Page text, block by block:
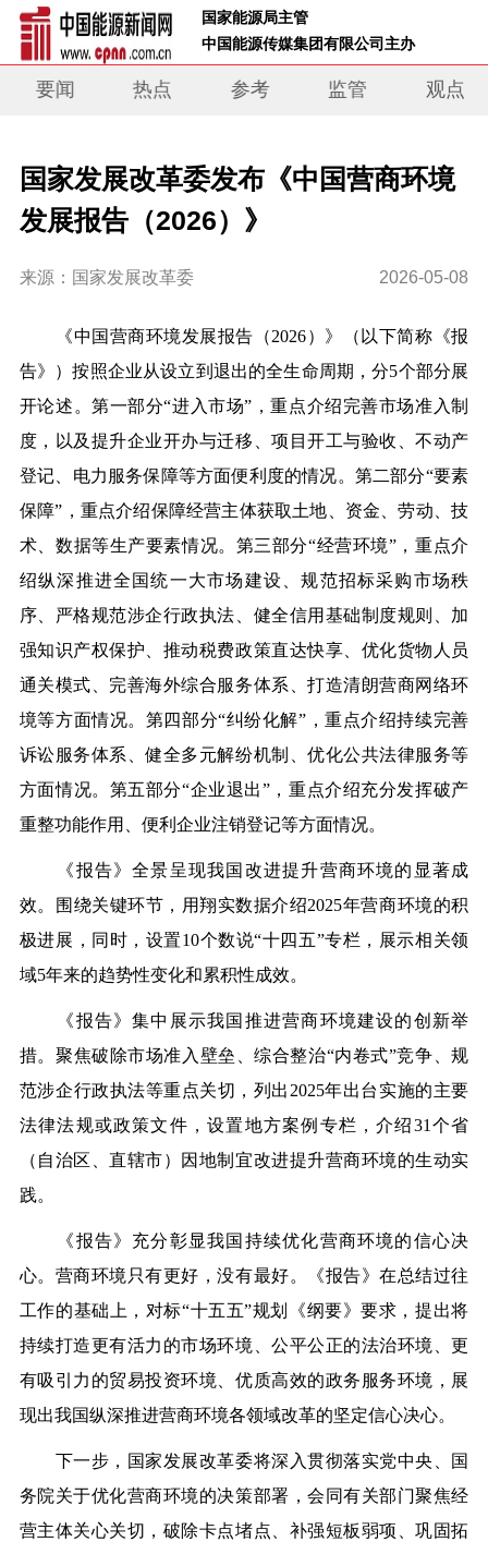
国家能源局主管
中国能源传媒集团有限公司主办
要闻 热点 参考 监管 观点
国家发展改革委发布《中国营商环境
发展报告（2026）》
来源：国家发展改革委 2026-05-08
《中国营商环境发展报告（2026）》（以下简称《报
告》）按照企业从设立到退出的全生命周期，分5个部分展
开论述。第一部分“进入市场”，重点介绍完善市场准入制
度，以及提升企业开办与迁移、项目开工与验收、不动产
登记、电力服务保障等方面便利度的情况。 第二部分“要素
保障”， 重点介绍保障经营主体获取土地、资金、劳动、技
术、数据等生产要素情况。 第三部分“经营环境”， 重点介
绍纵深推进全国统一大市场建设、规范招标采购市场秩
序、严格规范涉企行政执法、健全信用基础制度规则、加
强知识产权保护、推动税费政策直达快享、优化货物人员
通关模式、完善海外综合服务体系、打造清朗营商网络环
境等方面情况。 第四部分“纠纷化解”，重点介绍持续完善
诉讼服务体系、健全多元解纷机制、优化公共法律服务等
方面情况。 第五部分“企业退出”， 重点介绍充分发挥破产
重整功能作用、便利企业注销登记等方面情况。
《报告》全景呈现我国改进提升营商环境的显著成
效。 围绕关键环节，用翔实数据介绍2025年营商环境的积
极进展，同时，设置10个数说“十四五”专栏，展示相关领
域5年来的趋势性变化和累积性成效。
《报告》集中展示我国推进营商环境建设的创新举
措。聚焦破除市场准入壁垒、综合整治“内卷式”竞争、规
范涉企行政执法等重点关切， 列出 2025年出台实施的主要
法律法规或政策文件，设置地方案例专栏，介绍31 个省
（自治区、直辖市） 因地制宜改进提升营商环境的生动实
践。
《报告》充分彰显我国持续优化营商环境的信心决
心。 营商环境只有更好，没有最好。《报告》在总结过往
工作的基础上，对标“十五五”规划《纲要》要求，提出将
持续打造更有活力的市场环境、公平公正的法治环境、更
有吸引力的贸易投资环境、优质高效的政务服务环境，展
现出我国纵深推进营商环境各领域改革的坚定信心决心。
下一步，国家发展改革委将深入贯彻落实党中央、国
务院关于优化营商环境的决策部署，会同有关部门聚焦经
营主体关心关切，破除卡点堵点、补强短板弱项、巩固拓